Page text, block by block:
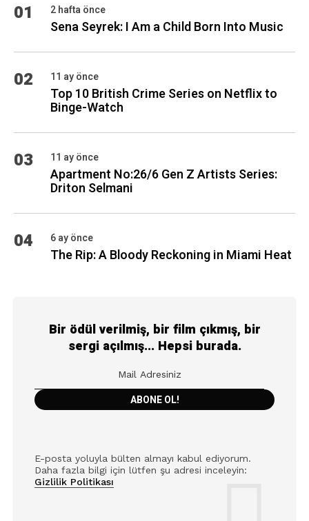
01 2 hafta önce
Sena Seyrek: I Am a Child Born Into Music
02 11 ay önce
Top 10 British Crime Series on Netflix to
Binge-Watch
03 11 ay önce
Apartment No:26/6 Gen Z Artists Series:
Driton Selmani
04 6 ay önce
The Rip: A Bloody Reckoning in Miami Heat
Bir ödül verilmiş, bir film çıkmış, bir
sergi açılmış... Hepsi burada.
E-posta yoluyla bülten almayı kabul ediyorum.
Daha fazla bilgi için lütfen şu adresi inceleyin:
Gizlilik Politikası